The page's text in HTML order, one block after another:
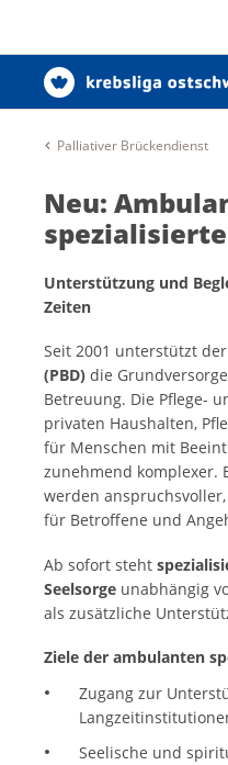
Palliativer Brückendienst
Neu:
Unterstützung und
Zeiten
Seit 2001 unterstützt der
(PBD) die
Betreuung. Die Pflege-
privaten Haushalten,
für Menschen mit
zunehmend komplexer.
werden
für Betroffene und
Ab sofort steht
Seelsorge unabhängig
als zusätzliche
Ziele der ambulanten
Zugang zur
Seelische und